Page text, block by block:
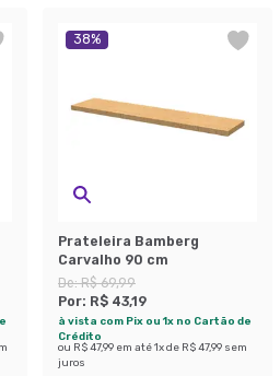
38%
Prateleira Bamberg
Carvalho 90 cm
De:R$ 69,99
Por: R$ 43,19
à vista com Pix ou 1x no Cartão de
Crédito
ou R$ 47,99 em até1x de R$ 47,99 sem
juros